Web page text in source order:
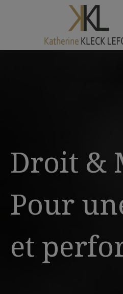
Droit &
Pour
et